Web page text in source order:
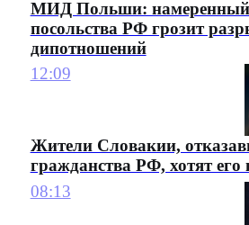
МИД Польши: намеренный
посольства РФ грозит
дипотношений
12:09
Жители Словакии,
гражданства РФ, хотят его
08:13